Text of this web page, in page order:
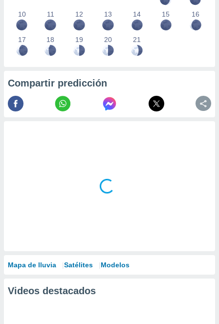
10 11 12 13 14 15 16
17 18 19 20 21
Compartir predicción
Mapa de lluvia Satélites Modelos
Videos destacados